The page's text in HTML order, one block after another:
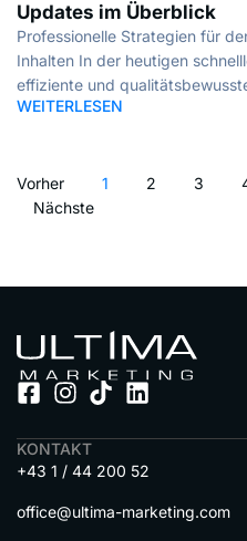
Updates im Überblick
Professionelle Strategien für
Inhalten In der heutigen
effiziente und
WEITERLESEN
Vorher 1 2 3
Nächste
KONTAKT
+43 1 / 44 200 52
office@ultima-marketing.com